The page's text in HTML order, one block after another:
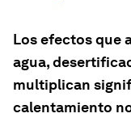
Los efectos que
agua,
multiplican
calentamiento